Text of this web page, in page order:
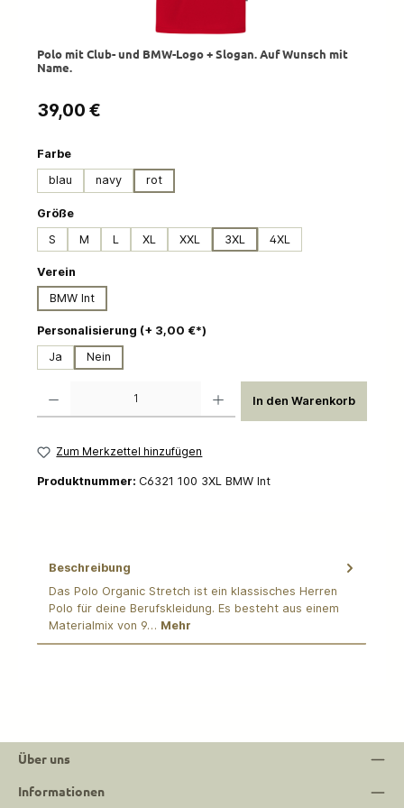
Polo mit Club- und BMW-Logo + Slogan. Auf Wunsch mit
Name.
Regulärer Preis:
39,00 €
Farbeauswählen
blau
navy rot
Größeauswählen
S
M L XL XXL 3XL 4XL
Verein
BMW Int
Personalisierung (+ 3,00 €*)
Ja
Nein
In den Warenkorb
Zum Merkzettel hinzufügen
Produktnummer: C6321 100 3XL BMW Int
Beschreibung
Das Polo Organic Stretch ist ein klassisches Herren
Polo für deine Berufskleidung. Es besteht aus einem
Materialmix von 9… Mehr
Über uns
Informationen